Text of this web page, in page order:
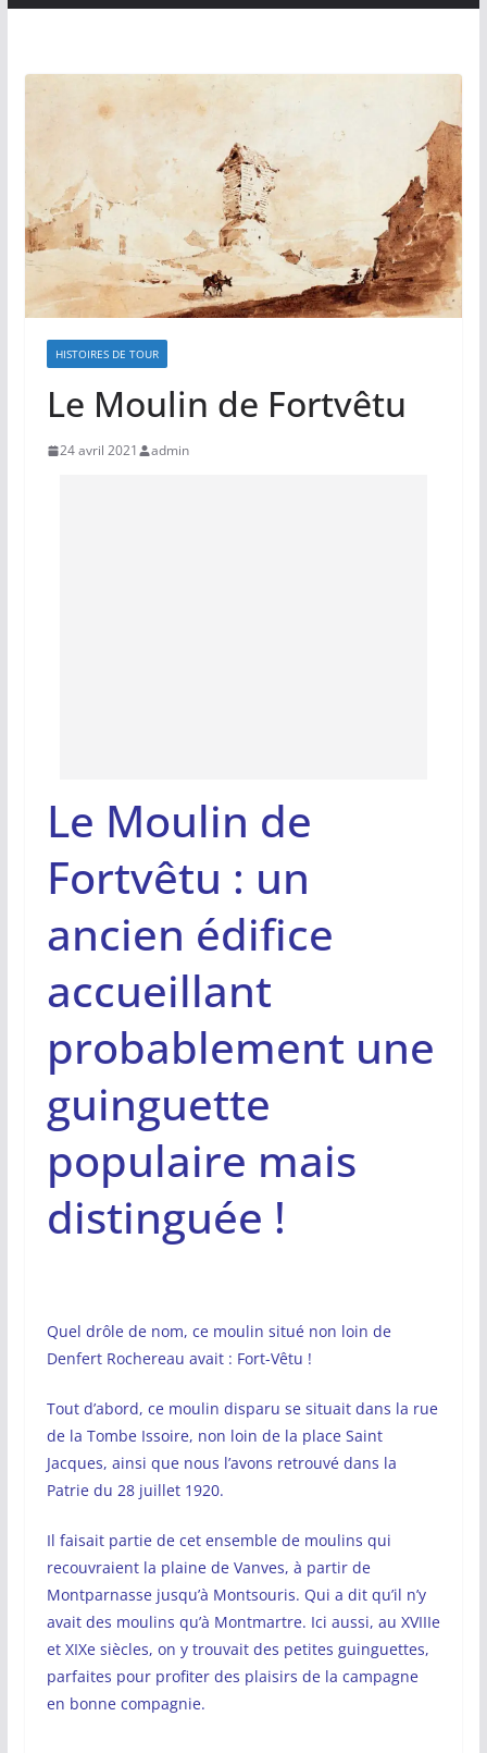
HISTOIRES DE TOUR
Le Moulin de Fortvêtu
24 avril 2021 admin
Le Moulin de
Fortvêtu : un
ancien édifice
accueillant
probablement une
guinguette
populaire mais
distinguée !
Quel drôle de nom, ce moulin situé non loin de
Denfert Rochereau avait : Fort-Vêtu !
Tout d’abord, ce moulin disparu se situait dans la rue
de la Tombe Issoire, non loin de la place Saint
Jacques, ainsi que nous l’avons retrouvé dans la
Patrie du 28 juillet 1920.
Il faisait partie de cet ensemble de moulins qui
recouvraient la plaine de Vanves, à partir de
Montparnasse jusqu’à Montsouris. Qui a dit qu’il n’y
avait des moulins qu’à Montmartre. Ici aussi, au XVIIIe
et XIXe siècles, on y trouvait des petites guinguettes,
parfaites pour profiter des plaisirs de la campagne
en bonne compagnie.